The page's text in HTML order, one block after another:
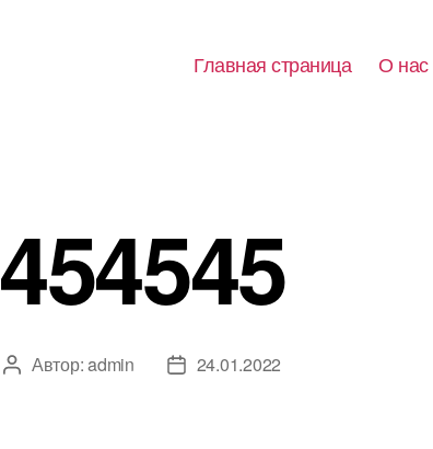
Главная страница О нас
454545
Автор
Автор:admin
Дата24.01.2022